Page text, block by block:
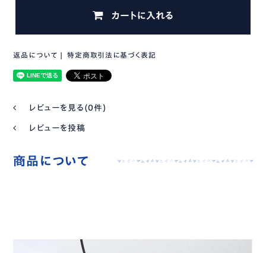
カートに入れる
返品について |特定商取引法に基づく表記
レビューを見る(0件)
レビューを投稿
商品について